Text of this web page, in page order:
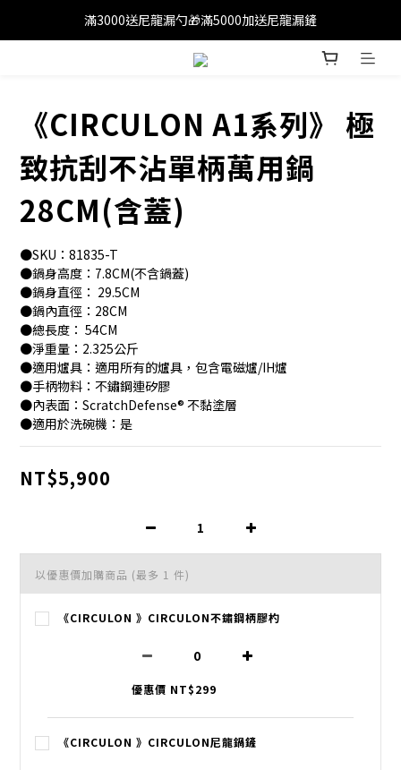
滿1200免運(外島除外)
滿3000送尼龍漏勺🎁滿5000加送尼龍漏鏟
滿1200免運(外島除外)
《CIRCULON A1系列》 極
致抗刮不沾單柄萬用鍋
28CM(含蓋)
●SKU：81835-T
●鍋身高度：7.8CM(不含鍋蓋)
●鍋身直徑： 29.5CM
●鍋內直徑：28CM
●總長度： 54CM
●淨重量：2.325公斤
●適用爐具：適用所有的爐具，包含電磁爐/IH爐
●手柄物料：不鏽鋼連矽膠
●內表面：ScratchDefense® 不黏塗層
●適用於洗碗機：是
NT$5,900
以優惠價加購商品 (最多 1 件)
《CIRCULON 》CIRCULON不鏽鋼柄膠杓
優惠價 NT$299
《CIRCULON 》CIRCULON尼龍鍋鏟